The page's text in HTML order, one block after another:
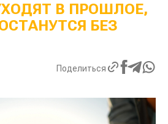
В ПРОШЛОЕ,
БЕЗ
Поделиться